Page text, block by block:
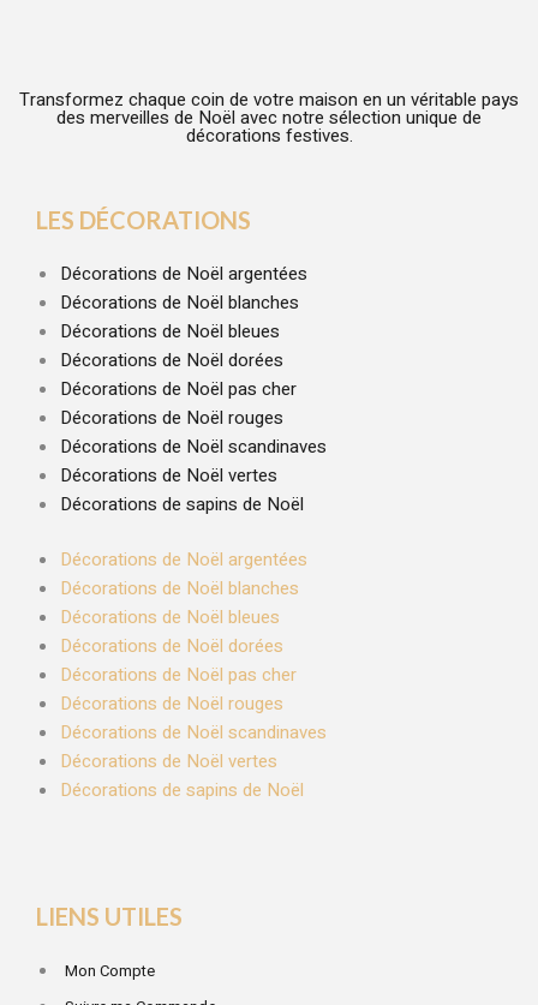
Transformez chaque coin de votre maison en un véritable pays
des merveilles de Noël avec notre sélection unique de
décorations festives.
LES DÉCORATIONS
Décorations de Noël argentées
Décorations de Noël blanches
Décorations de Noël bleues
Décorations de Noël dorées
Décorations de Noël pas cher
Décorations de Noël rouges
Décorations de Noël scandinaves
Décorations de Noël vertes
Décorations de sapins de Noël
Décorations de Noël argentées
Décorations de Noël blanches
Décorations de Noël bleues
Décorations de Noël dorées
Décorations de Noël pas cher
Décorations de Noël rouges
Décorations de Noël scandinaves
Décorations de Noël vertes
Décorations de sapins de Noël
LIENS UTILES
Mon Compte